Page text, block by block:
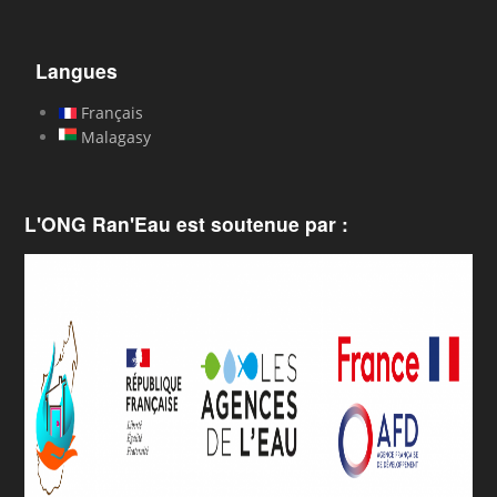
Langues
Français
Malagasy
L'ONG Ran'Eau est soutenue par :